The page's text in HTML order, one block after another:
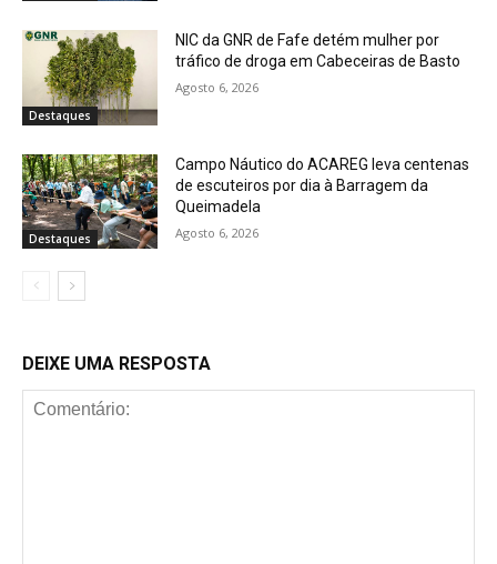
Destaques
NIC da GNR de Fafe detém mulher por
tráfico de droga em Cabeceiras de Basto
Agosto 6, 2026
Destaques
Campo Náutico do ACAREG leva centenas
de escuteiros por dia à Barragem da
Queimadela
Agosto 6, 2026
DEIXE UMA RESPOSTA